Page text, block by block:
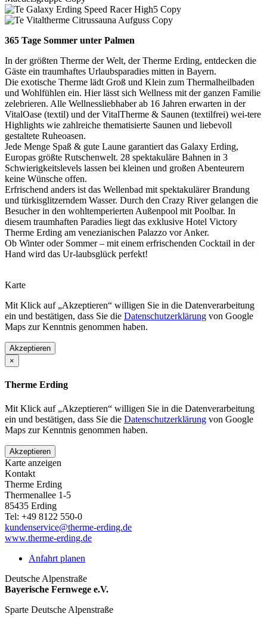
365 Tage Sommer unter Palmen
In der größten Therme der Welt, der Therme Erding, entdecken die
Gäste ein traumhaftes Urlaubsparadies mitten in Bayern.
Die exotische Therme lädt Groß und Klein zum Thermalheilbaden
und Wohlfühlen ein. Hier lässt sich Wellness mit der ganzen Familie
zelebrieren. Alle Wellnessliebhaber ab 16 Jahren erwarten in der
VitalOase (textil) und der VitalTherme & Saunen (textilfrei) wei-tere
Highlights wie zahlreiche thematisierte Saunen und liebevoll
gestaltete Ruheoasen.
Jede Menge Spaß & gute Laune garantiert das Galaxy Erding,
Europas größte Rutschenwelt. 28 spektakuläre Bahnen in 3
Schwierigkeitslevels lassen bei kleinen und großen Abenteurern
keine Wünsche offen.
Erfrischend anders ist das Wellenbad mit spektakulärer Brandung
und türkisglitzerndem Wasser. Durch den Crazy River gelangen die
Besucher in den wohltemperierten Außenpool mit Poolbar. In
diesem traumhaften Paradies liegt das exklusive Hotel Victory
Therme Erding am venezianischen Palazzo vor Anker.
Ob Winter oder Sommer – mit einem erfrischenden Cocktail in der
Hand wird das Ur-laubsglück perfekt!
Karte
Mit Klick auf „Akzeptieren“ willigen Sie in die Datenverarbeitung
ein und bestätigen, dass Sie die Datenschutzerklärung von Google
Maps zur Kenntnis genommen haben.
Akzeptieren
×
Therme Erding
Mit Klick auf „Akzeptieren“ willigen Sie in die Datenverarbeitung
ein und bestätigen, dass Sie die Datenschutzerklärung von Google
Maps zur Kenntnis genommen haben.
Akzeptieren
Karte anzeigen
Kontakt
Therme Erding
Thermenallee 1-5
85435 Erding
Tel: +49 8122 550-0
kundenservice@therme-erding.de
www.therme-erding.de
Anfahrt planen
Deutsche Alpenstraße
Bayerische Fernwege e.V.
Sparte Deutsche Alpenstraße